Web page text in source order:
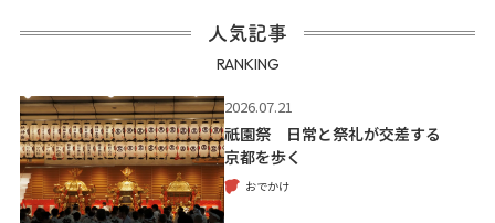
人気記事
RANKING
2026.07.21
祇園祭 日常と祭礼が交差する
京都を歩く
おでかけ